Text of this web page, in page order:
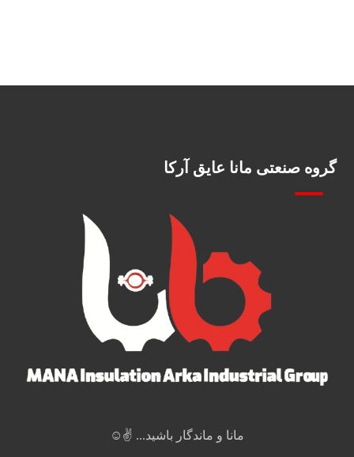
گروه صنعتی مانا عایق آرکا
مانا و ماندگار باشید... ✌️☺️